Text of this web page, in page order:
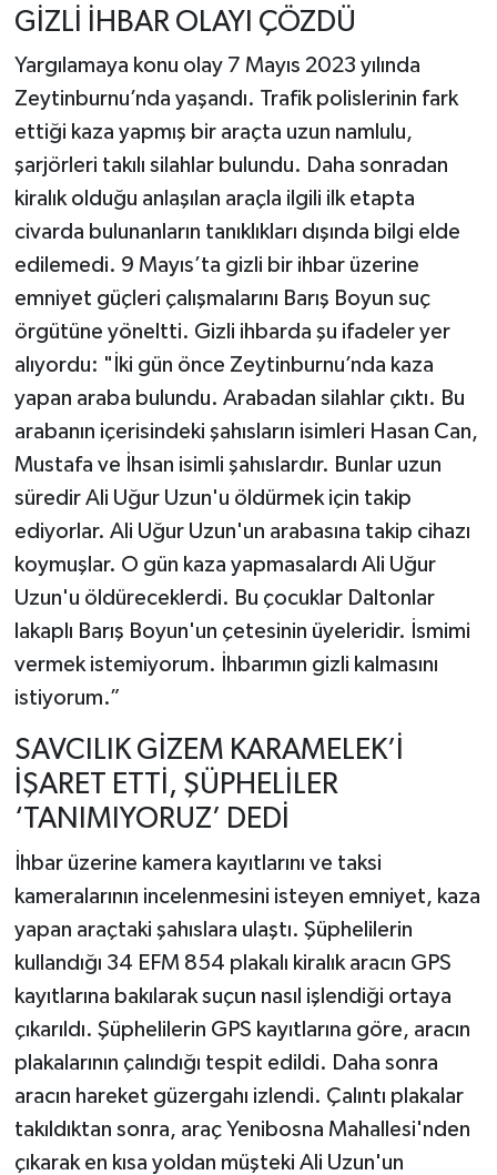
GİZLİ İHBAR OLAYI ÇÖZDÜ
Yargılamaya konu olay 7 Mayıs 2023 yılında
Zeytinburnu’nda yaşandı. Trafik polislerinin fark
ettiği kaza yapmış bir araçta uzun namlulu,
şarjörleri takılı silahlar bulundu. Daha sonradan
kiralık olduğu anlaşılan araçla ilgili ilk etapta
civarda bulunanların tanıklıkları dışında bilgi elde
edilemedi. 9 Mayıs’ta gizli bir ihbar üzerine
emniyet güçleri çalışmalarını Barış Boyun suç
örgütüne yöneltti. Gizli ihbarda şu ifadeler yer
alıyordu: "İki gün önce Zeytinburnu’nda kaza
yapan araba bulundu. Arabadan silahlar çıktı. Bu
arabanın içerisindeki şahısların isimleri Hasan Can,
Mustafa ve İhsan isimli şahıslardır. Bunlar uzun
süredir Ali Uğur Uzun'u öldürmek için takip
ediyorlar. Ali Uğur Uzun'un arabasına takip cihazı
koymuşlar. O gün kaza yapmasalardı Ali Uğur
Uzun'u öldüreceklerdi. Bu çocuklar Daltonlar
lakaplı Barış Boyun'un çetesinin üyeleridir. İsmimi
vermek istemiyorum. İhbarımın gizli kalmasını
istiyorum.”
SAVCILIK GİZEM KARAMELEK’İ
İŞARET ETTİ, ŞÜPHELİLER
‘TANIMIYORUZ’ DEDİ
İhbar üzerine kamera kayıtlarını ve taksi
kameralarının incelenmesini isteyen emniyet, kaza
yapan araçtaki şahıslara ulaştı. Şüphelilerin
kullandığı 34 EFM 854 plakalı kiralık aracın GPS
kayıtlarına bakılarak suçun nasıl işlendiği ortaya
çıkarıldı. Şüphelilerin GPS kayıtlarına göre, aracın
plakalarının çalındığı tespit edildi. Daha sonra
aracın hareket güzergahı izlendi. Çalıntı plakalar
takıldıktan sonra, araç Yenibosna Mahallesi'nden
çıkarak en kısa yoldan müşteki Ali Uzun'un